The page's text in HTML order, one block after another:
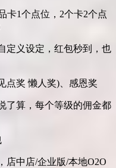
卡1个点位，2个卡2个点
定义设定，红包秒到，也
点奖 懒人奖)、感恩奖
了算，每个等级的佣金都
店中店/企业版/本地O2O